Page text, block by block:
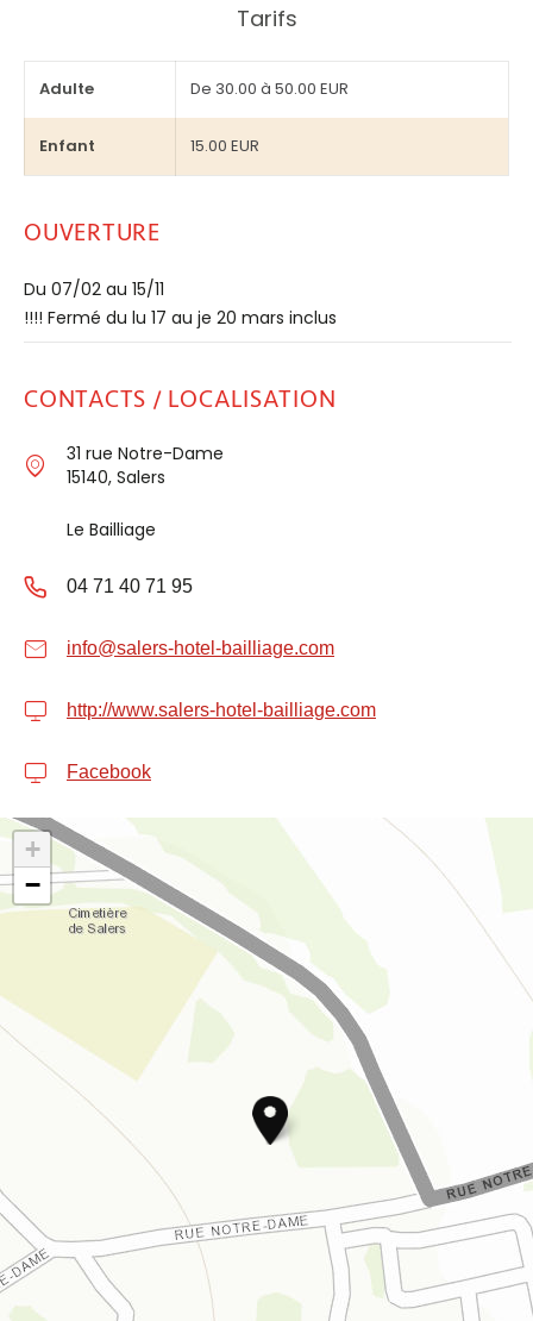
Tarifs
Adulte De 30.00 à 50.00 EUR
Enfant 15.00 EUR
OUVERTURE
Du 07/02 au 15/11
!!!! Fermé du lu 17 au je 20 mars inclus
CONTACTS / LOCALISATION
31 rue Notre-Dame
15140, Salers
Le Bailliage
04 71 40 71 95
info@salers-hotel-bailliage.com
http://www.salers-hotel-bailliage.com
Facebook
+
−